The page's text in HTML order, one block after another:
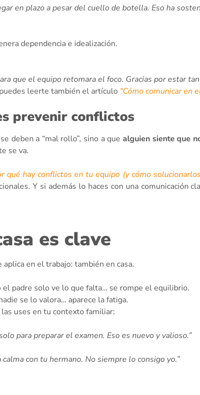
en plazo a pesar del cuello de botella. Eso ha
dependencia e idealización.
que el equipo retomara el foco. Gracias por estar
leerte también el artículo “Cómo comunicar en
prevenir conflictos
deben a “mal rollo”, sino a quealguien siente que
se va.
qué hay conflictos en tu equipo (y cómo
Y si además lo haces con una comunicación
es clave
en el trabajo: también en casa.
el padre solo ve lo que falta… se rompe el equilibrio.
se lo valora… aparece la fatiga.
uses en tu contexto familiar:
para preparar el examen. Eso es nuevo y valioso.”
con tu hermano. No siempre lo consigo yo.”